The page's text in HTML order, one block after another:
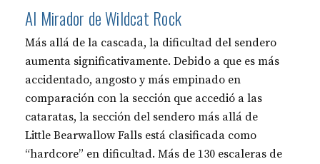
Al Mirador de Wildcat Rock
Más allá de la cascada, la dificultad del sendero
aumenta significativamente. Debido a que es más
accidentado, angosto y más empinado en
comparación con la sección que accedió a las
cataratas, la sección del sendero más allá de
Little Bearwallow Falls está clasificada como
“hardcore” en dificultad. Más de 130 escaleras de